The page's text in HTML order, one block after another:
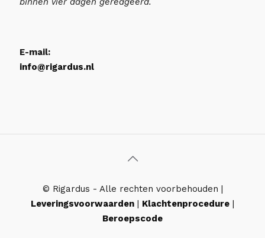
E-mail:
info@rigardus.nl
© Rigardus - Alle rechten voorbehouden |
Leveringsvoorwaarden | Klachtenprocedure |
Beroepscode